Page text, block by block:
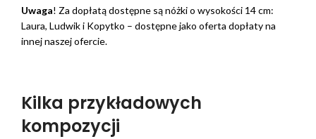
Uwaga! Za dopłatą dostępne są nóżki o wysokości 14 cm:
Laura, Ludwik i Kopytko – dostępne jako oferta dopłaty na
innej naszej ofercie.
Kilka przykładowych
kompozycji